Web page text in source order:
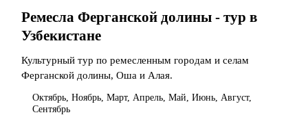
Ремесла Ферганской долины - тур в
Узбекистане
Культурный тур по ремесленным городам и селам
Ферганской долины, Оша и Алая.
Октябрь, Ноябрь, Март, Апрель, Май, Июнь, Август,
Сентябрь